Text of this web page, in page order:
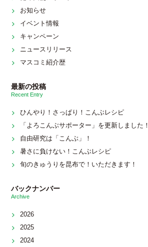
お知らせ
イベント情報
キャンペーン
ニュースリリース
マスコミ紹介歴
最新の投稿
Recent Entry
ひんやり！さっぱり！こんぶレシピ
「よろこんぶサポーター」を更新しました！
自由研究は「こんぶ」！
暑さに負けない！こんぶレシピ
旬のきゅうりを昆布で！いただきます！
バックナンバー
Archive
2026
2025
2024